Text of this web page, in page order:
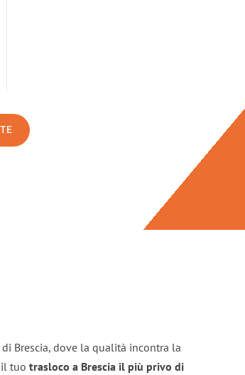
Brescia, dove la qualità incontra la
tuo trasloco a Brescia il più privo di